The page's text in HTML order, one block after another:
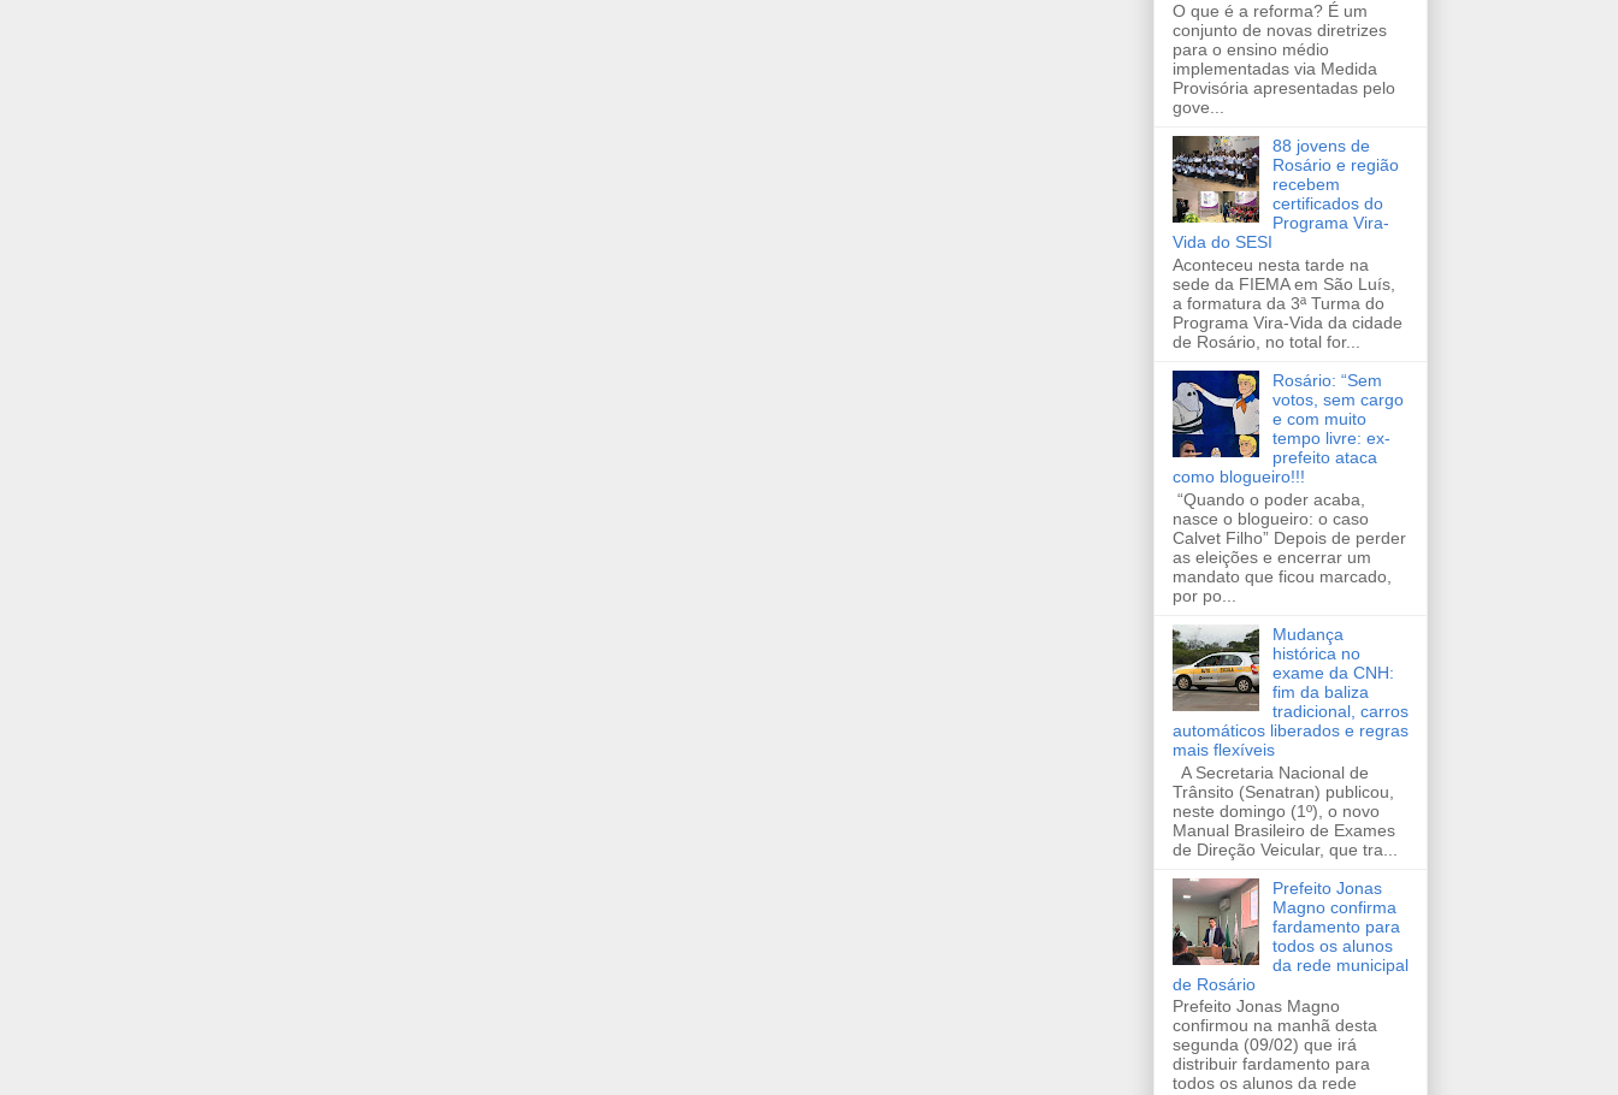
O que é a reforma? É um
conjunto de novas diretrizes
para o ensino médio
implementadas via Medida
Provisória apresentadas pelo
gove...
88 jovens de
Rosário e região
recebem
certificados do
Programa Vira-
Vida do SESI
Aconteceu nesta tarde na
sede da FIEMA em São Luís,
a formatura da 3ª Turma do
Programa Vira-Vida da cidade
de Rosário, no total for...
Rosário: “Sem
votos, sem cargo
e com muito
tempo livre: ex-
prefeito ataca
como blogueiro!!!
“Quando o poder acaba,
nasce o blogueiro: o caso
Calvet Filho” Depois de perder
as eleições e encerrar um
mandato que ficou marcado,
por po...
Mudança
histórica no
exame da CNH:
fim da baliza
tradicional, carros
automáticos liberados e regras
mais flexíveis
A Secretaria Nacional de
Trânsito (Senatran) publicou,
neste domingo (1º), o novo
Manual Brasileiro de Exames
de Direção Veicular, que tra...
Prefeito Jonas
Magno confirma
fardamento para
todos os alunos
da rede municipal
de Rosário
Prefeito Jonas Magno
confirmou na manhã desta
segunda (09/02) que irá
distribuir fardamento para
todos os alunos da rede